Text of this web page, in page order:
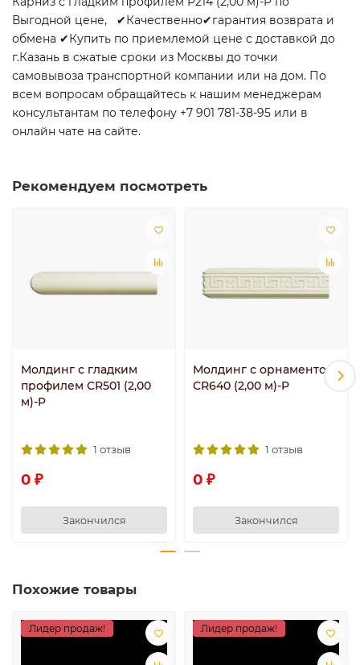
Выгодной цене, ✔Качественно✔гарантия возврата и
обмена ✔Купить по приемлемой цене с доставкой до
г.Казань в сжатые сроки из Москвы до точки
самовывоза транспортной компании или на дом. По
всем вопросам обращайтесь к нашим менеджерам
консультантам по телефону +7 901 781-38-95 или в
онлайн чате на сайте.
Рекомендуем посмотреть
Молдинг с гладким
профилем CR501 (2,00
м)-P
1 отзыв
0 ₽
Закончился
Молдинг с орнаментом
CR640 (2,00 м)-P
1 отзыв
0 ₽
Закончился
Похожие товары
Лидер продаж! Лидер продаж!